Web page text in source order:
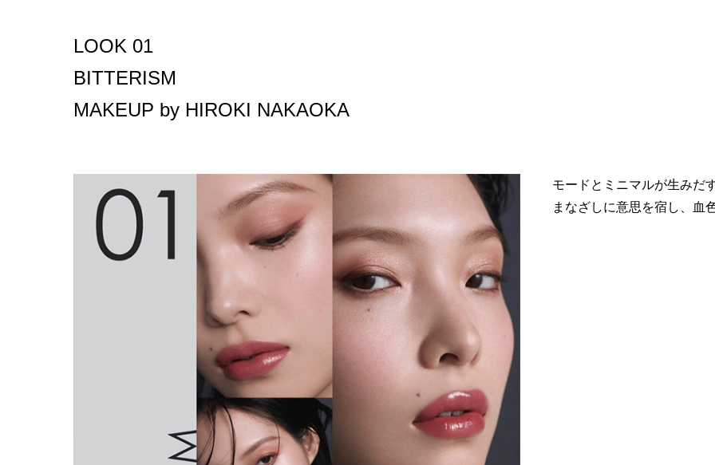
LOOK 01
BITTERISM
MAKEUP by HIROKI NAKAOKA
モードとミニマルが生みだ
まなざしに意思を宿し、血